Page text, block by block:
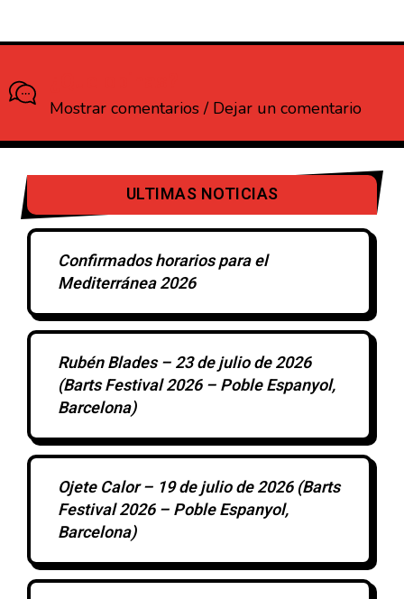
Mostrar comentarios / Dejar un comentario
ULTIMAS NOTICIAS
Confirmados horarios para el
Mediterránea 2026
Rubén Blades – 23 de julio de 2026
(Barts Festival 2026 – Poble Espanyol,
Barcelona)
Ojete Calor – 19 de julio de 2026 (Barts
Festival 2026 – Poble Espanyol,
Barcelona)